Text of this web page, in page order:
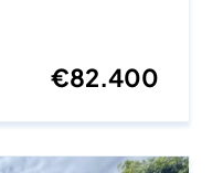
€82.400